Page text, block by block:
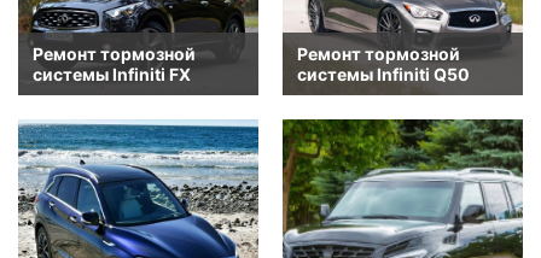
Ремонт тормозной
системы Infiniti FX
Ремонт тормозной
системы Infiniti Q50